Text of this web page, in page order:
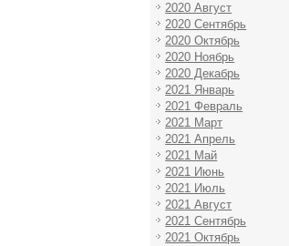
2020 Август
2020 Сентябрь
2020 Октябрь
2020 Ноябрь
2020 Декабрь
2021 Январь
2021 Февраль
2021 Март
2021 Апрель
2021 Май
2021 Июнь
2021 Июль
2021 Август
2021 Сентябрь
2021 Октябрь